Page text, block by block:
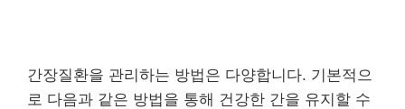
간장질환을 관리하는 방법은 다양합니다. 기본적으
로 다음과 같은 방법을 통해 건강한 간을 유지할 수